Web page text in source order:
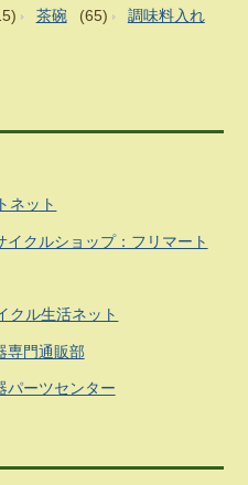
茶碗 (65) 調味料入れ
ネット
イクルショップ：フリマート
クル生活ネット
専門通販部
パーツセンター